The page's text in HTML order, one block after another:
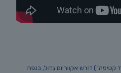
דורש אקווריום גדול, בנפח